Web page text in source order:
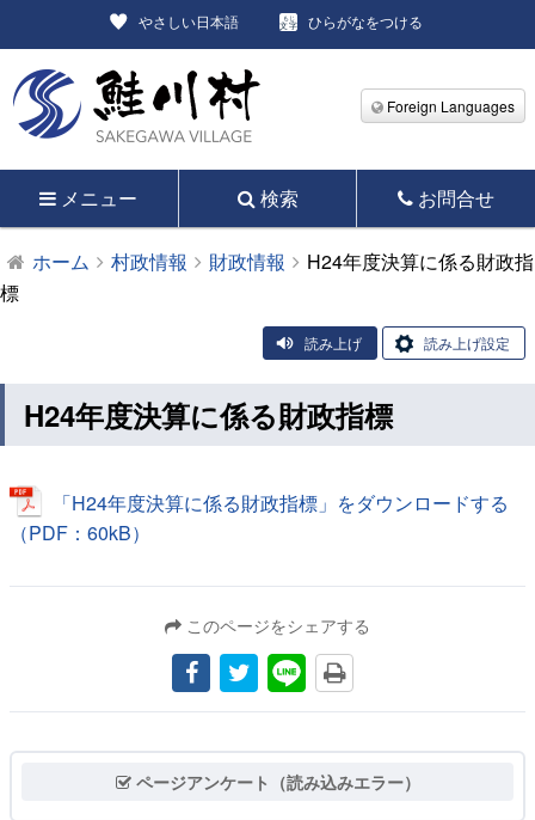
やさしい日本語 ひらがなをつける
Foreign Languages
メニュー 検索 お問合せ
ホーム 村政情報 財政情報
H24年度決算に係る財政指
標
読み上げ 読み上げ設定
H24年度決算に係る財政指標
「H24年度決算に係る財政指標」をダウンロードする
（PDF：60kB）
このページをシェアする
ページアンケート（読み込みエラー）